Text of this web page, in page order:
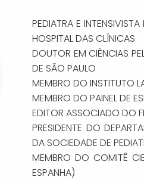
PEDIATRA E
HOSPITAL DAS CLÍNICAS
DOUTOR EM CIÊNCIAS
DE SÃO PAULO
MEMBRO DO INSTITUTO
MEMBRO DO PAINEL DE
EDITOR ASSOCIADO DO
PRESIDENTE DO
DA SOCIEDADE DE
MEMBRO DO COMITÊ
ESPANHA)